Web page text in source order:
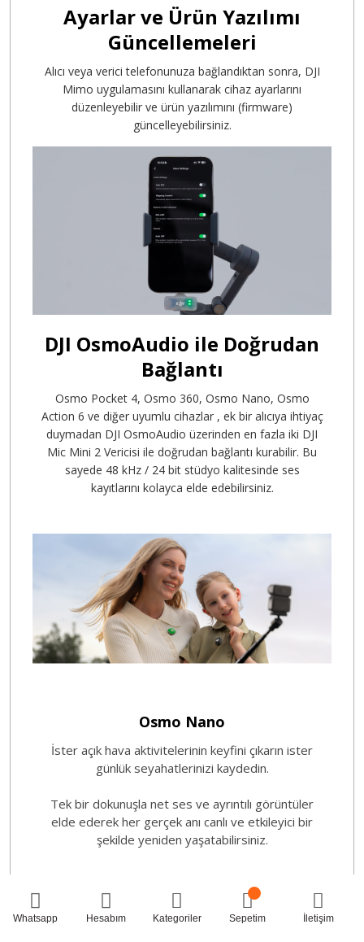
Ayarlar ve Ürün Yazılımı
Güncellemeleri
Alıcı veya verici telefonunuza bağlandıktan sonra, DJI
Mimo uygulamasını kullanarak cihaz ayarlarını
düzenleyebilir ve ürün yazılımını (firmware)
güncelleyebilirsiniz.
DJI OsmoAudio ile Doğrudan
Bağlantı
Osmo Pocket 4, Osmo 360, Osmo Nano, Osmo
Action 6 ve diğer uyumlu cihazlar , ek bir alıcıya ihtiyaç
duymadan DJI OsmoAudio üzerinden en fazla iki DJI
Mic Mini 2 Vericisi ile doğrudan bağlantı kurabilir. Bu
sayede 48 kHz / 24 bit stüdyo kalitesinde ses
kayıtlarını kolayca elde edebilirsiniz.
Osmo Nano
İster açık hava aktivitelerinin keyfini çıkarın ister
günlük seyahatlerinizi kaydedin.
Tek bir dokunuşla net ses ve ayrıntılı görüntüler
elde ederek her gerçek anı canlı ve etkileyici bir
şekilde yeniden yaşatabilirsiniz.
Whatsapp Hesabım Kategoriler Sepetim İletişim